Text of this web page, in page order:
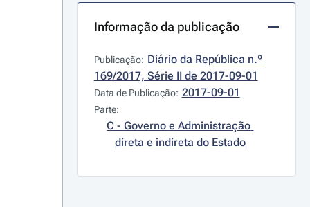
Informação da publicação
Publicação: Diário da República n.º
169/2017, Série II de 2017-09-01
Data de Publicação: 2017-09-01
Parte:
C - Governo e Administração
direta e indireta do Estado